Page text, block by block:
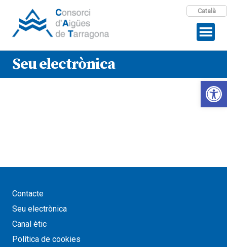
Català
Seu electrònica
Contacte
Seu electrònica
Canal ètic
Política de cookies